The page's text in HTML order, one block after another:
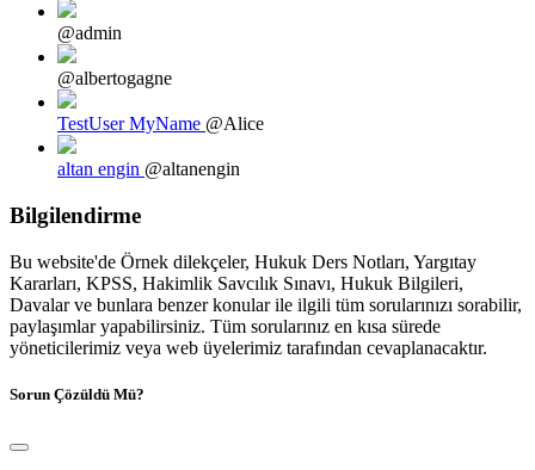
@admin
@albertogagne
TestUser MyName @Alice
altan engin @altanengin
Bilgilendirme
Bu website'de Örnek dilekçeler, Hukuk Ders Notları, Yargıtay
Kararları, KPSS, Hakimlik Savcılık Sınavı, Hukuk Bilgileri,
Davalar ve bunlara benzer konular ile ilgili tüm sorularınızı sorabilir,
paylaşımlar yapabilirsiniz. Tüm sorularınız en kısa sürede
yöneticilerimiz veya web üyelerimiz tarafından cevaplanacaktır.
Sorun Çözüldü Mü?